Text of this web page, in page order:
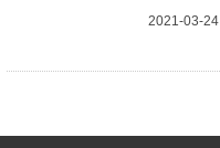
2021-03-24